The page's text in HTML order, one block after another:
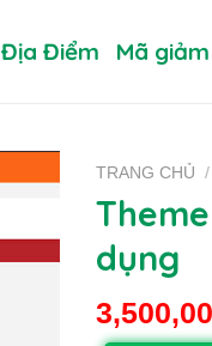
Địa Điểm Mã
TRANG CHỦ /
dụng